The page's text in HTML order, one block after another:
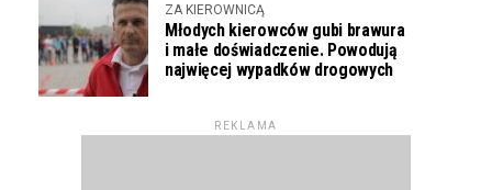
ZA KIEROWNICĄ
Młodych kierowców gubi brawura
i małe doświadczenie. Powodują
najwięcej wypadków drogowych
REKLAMA